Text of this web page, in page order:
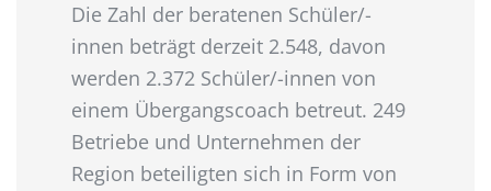
Die Zahl der beratenen Schüler/-
innen beträgt derzeit 2.548, davon
werden 2.372 Schüler/-innen von
einem Übergangscoach betreut. 249
Betriebe und Unternehmen der
Region beteiligten sich in Form von